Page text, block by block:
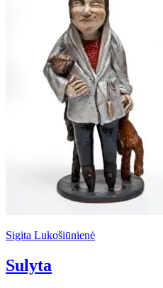
Sigita Lukošiūnienė
Sulyta